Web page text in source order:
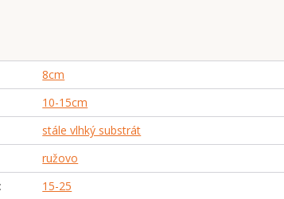
8cm
10-15cm
stále vlhký substrát
ružovo
15-25